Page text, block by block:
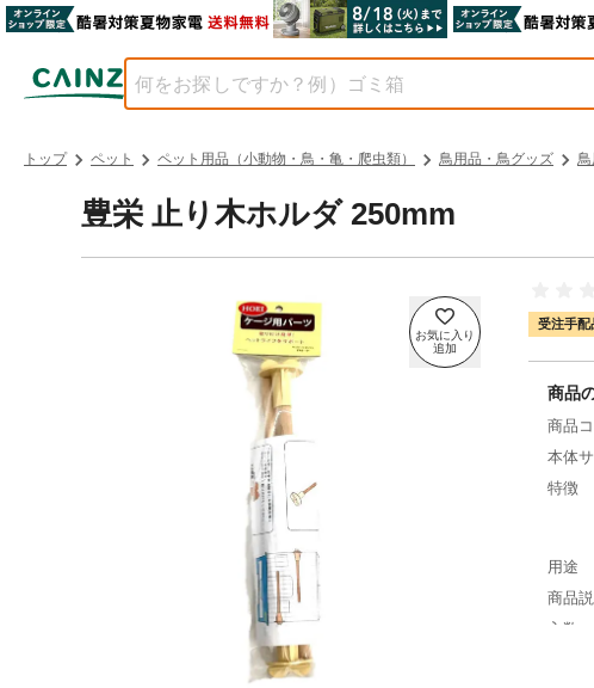
トップ ペット ペット用品（小動物・鳥・亀・爬虫類） 鳥用品・鳥グッズ 鳥
豊栄 止り木ホルダ 250mm
受注手配
商品
商品
本体
特徴
用途
商品
入数